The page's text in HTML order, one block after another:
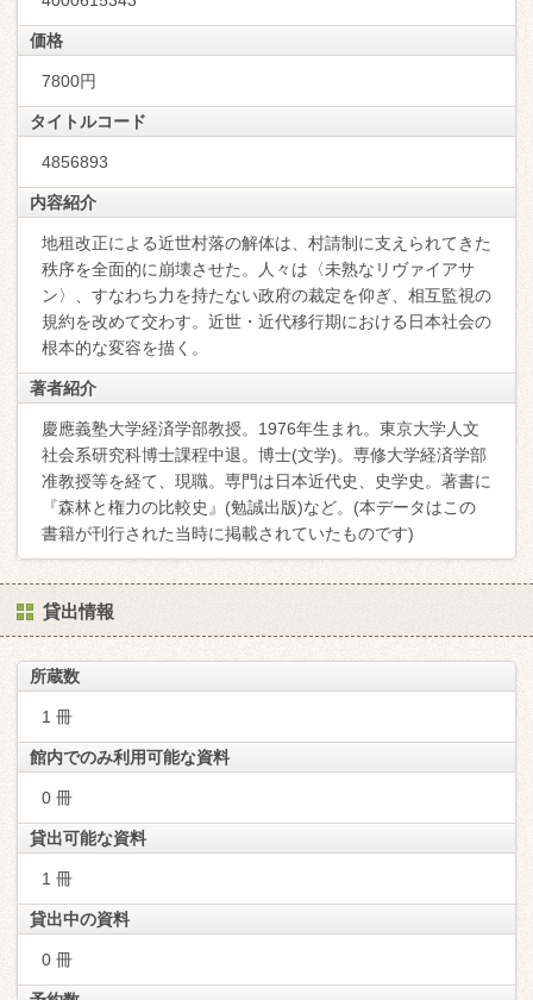
価格
7800円
タイトルコード
4856893
内容紹介
地租改正による近世村落の解体は、村請制に支えられてきた
秩序を全面的に崩壊させた。人々は〈未熟なリヴァイアサ
ン〉、すなわち力を持たない政府の裁定を仰ぎ、相互監視の
規約を改めて交わす。近世・近代移行期における日本社会の
根本的な変容を描く。
著者紹介
慶應義塾大学経済学部教授。1976年生まれ。東京大学人文
社会系研究科博士課程中退。博士(文学)。専修大学経済学部
准教授等を経て、現職。専門は日本近代史、史学史。著書に
『森林と権力の比較史』(勉誠出版)など。(本データはこの
書籍が刊行された当時に掲載されていたものです)
貸出情報
所蔵数
1 冊
館内でのみ利用可能な資料
0 冊
貸出可能な資料
1 冊
貸出中の資料
0 冊